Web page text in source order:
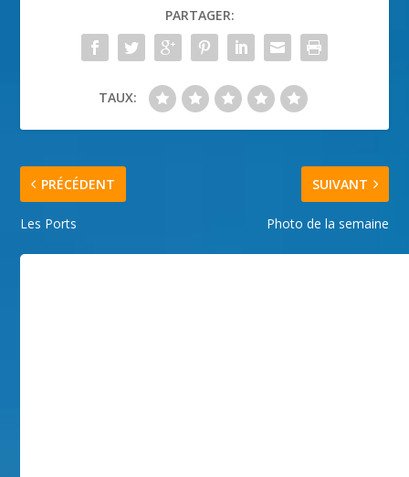
PARTAGER:
TAUX:
PRÉCÉDENT
Les Ports
SUIVANT
Photo de la semaine